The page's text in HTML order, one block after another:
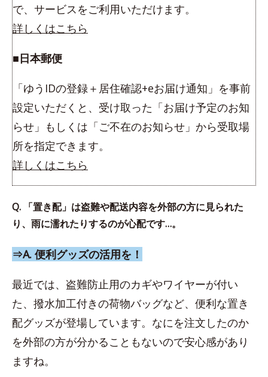
で、サービスをご利用いただけます。
詳しくはこちら
■日本郵便
「ゆうIDの登録＋居住確認+eお届け通知」を事前
設定いただくと、受け取った「お届け予定のお知
らせ」もしくは「ご不在のお知らせ」から受取場
所を指定できます。
詳しくはこちら
Q. 「置き配」は盗難や配送内容を外部の方に見られた
り、雨に濡れたりするのが心配です…。
⇒A. 便利グッズの活用を！
最近では、盗難防止用のカギやワイヤーが付い
た、撥水加工付きの荷物バッグなど、便利な置き
配グッズが登場しています。なにを注文したのか
を外部の方が分かることもないので安心感があり
ますね。